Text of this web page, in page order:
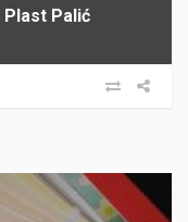
Palić